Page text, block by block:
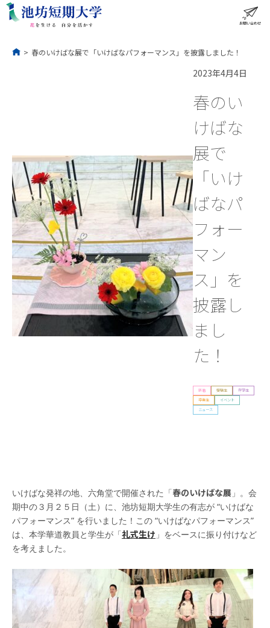
お問い合わせ
> 春のいけばな展で「いけばなパフォーマンス」を披露しました！
2023年4月4日
春のい
けばな
展で
「いけ
ばなパ
フォー
マン
ス」を
披露し
まし
た！
新着 受験生
在学生
卒業生
イベント
ニュース
いけばな発祥の地、六角堂で開催された「春のいけばな展 」。会
期中の３月２５日（土）に、池坊短期大学生の有志が “いけばな
パフォーマンス” を行いました！この “いけばなパフォーマンス”
は、本学華道教員と学生が「礼式生け 」をベースに振り付けなど
を考えました。